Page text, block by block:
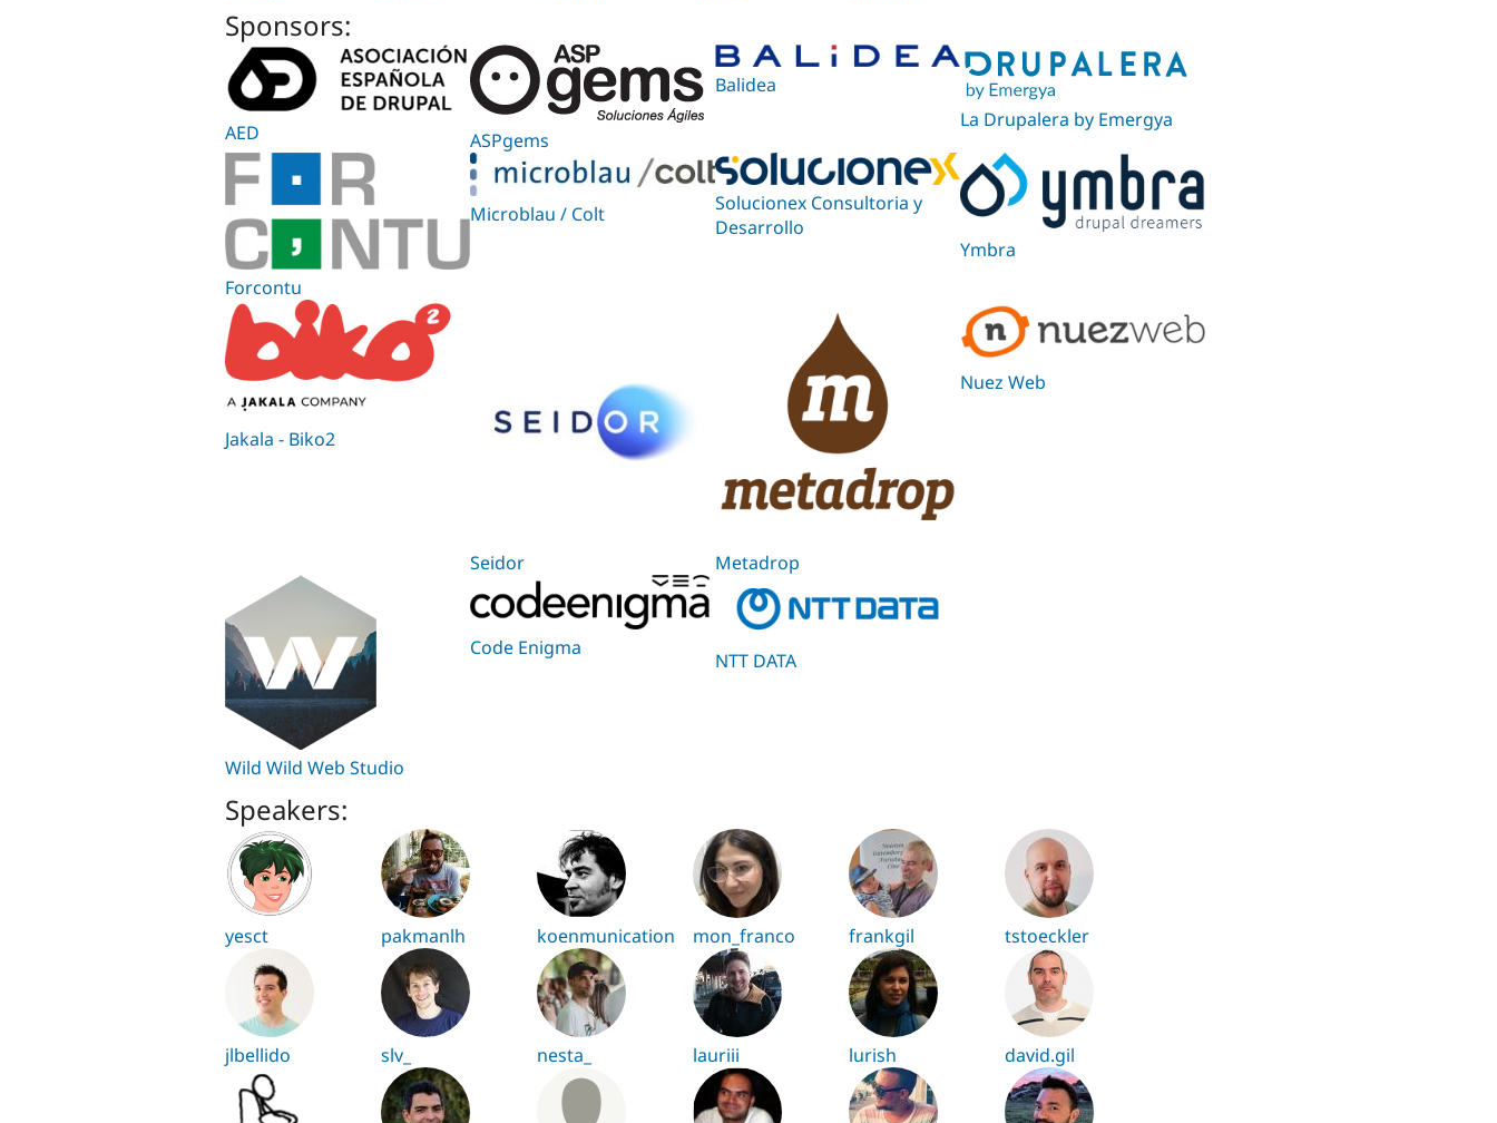
Sponsors:
AED ASPgems
Balidea
La Drupalera by Emergya
Forcontu
Microblau / Colt
Solucionex Consultoria y
Desarrollo
Ymbra
Jakala - Biko2
Seidor Metadrop
Nuez Web
Wild Wild Web Studio
Code Enigma
NTT DATA
Speakers:
yesct pakmanlh koenmunication mon_franco frankgil tstoeckler
jlbellido slv_ nesta_ lauriii lurish david.gil